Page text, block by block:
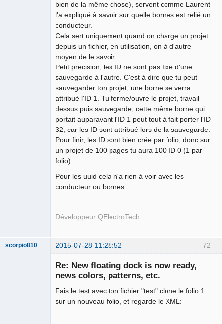
bien de la même chose), servent comme Laurent
l'a expliqué à savoir sur quelle bornes est relié un
conducteur.
Cela sert uniquement quand on charge un projet
depuis un fichier, en utilisation, on à d'autre
moyen de le savoir.
Petit précision, les ID ne sont pas fixe d'une
sauvegarde à l'autre. C'est à dire que tu peut
sauvegarder ton projet, une borne se verra
attribué l'ID 1. Tu ferme/ouvre le projet, travail
dessus puis sauvegarde, cette même borne qui
portait auparavant l'ID 1 peut tout à fait porter l'ID
32, car les ID sont attribué lors de la sauvegarde.
Pour finir, les ID sont bien crée par folio, donc sur
un projet de 100 pages tu aura 100 ID 0 (1 par
folio).
Pour les uuid cela n'a rien à voir avec les
conducteur ou bornes.
Développeur QElectroTech
72
scorpio810 2015-07-28 11:28:52
Re: New floating dock is now ready,
news colors, patterns, etc.
Fais le test avec ton fichier "test" clone le folio 1
sur un nouveau folio, et regarde le XML: